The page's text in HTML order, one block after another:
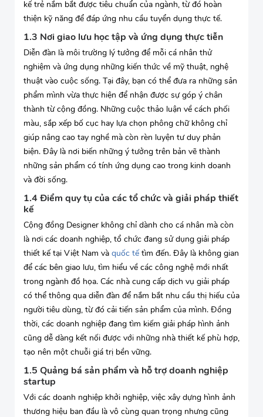
kế trẻ nắm bắt được tiêu chuẩn của ngành, từ đó hoàn
thiện kỹ năng để đáp ứng nhu cầu tuyển dụng thực tế.
1.3 Nơi giao lưu học tập và ứng dụng thực tiễn
Diễn đàn là môi trường lý tưởng để mỗi cá nhân thử
nghiệm và ứng dụng những kiến thức về mỹ thuật, nghệ
thuật vào cuộc sống. Tại đây, bạn có thể đưa ra những sản
phẩm mình vừa thực hiện để nhận được sự góp ý chân
thành từ cộng đồng. Những cuộc thảo luận về cách phối
màu, sắp xếp bố cục hay lựa chọn phông chữ không chỉ
giúp nâng cao tay nghề mà còn rèn luyện tư duy phản
biện. Đây là nơi biến những ý tưởng trên bản vẽ thành
những sản phẩm có tính ứng dụng cao trong kinh doanh
và đời sống.
1.4 Điểm quy tụ của các tổ chức và giải pháp thiết
kế
Cộng đồng Designer không chỉ dành cho cá nhân mà còn
là nơi các doanh nghiệp, tổ chức đang sử dụng giải pháp
thiết kế tại Việt Nam và quốc tế tìm đến. Đây là không gian
để các bên giao lưu, tìm hiểu về các công nghệ mới nhất
trong ngành đồ họa. Các nhà cung cấp dịch vụ giải pháp
có thể thông qua diễn đàn để nắm bắt nhu cầu thị hiếu của
người tiêu dùng, từ đó cải tiến sản phẩm của mình. Đồng
thời, các doanh nghiệp đang tìm kiếm giải pháp hình ảnh
cũng dễ dàng kết nối được với những nhà thiết kế phù hợp,
tạo nên một chuỗi giá trị bền vững.
1.5 Quảng bá sản phẩm và hỗ trợ doanh nghiệp
startup
Với các doanh nghiệp khởi nghiệp, việc xây dựng hình ảnh
thương hiệu ban đầu là vô cùng quan trọng nhưng cũng